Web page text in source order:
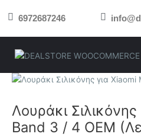
στο 6972687246
Λουράκι
Band 3 / 4 OEM
Λουράκι
για
Xiaomi
Mi